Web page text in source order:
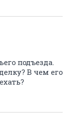
подъезда.
В чем его